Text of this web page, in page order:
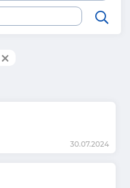
30.07.2024